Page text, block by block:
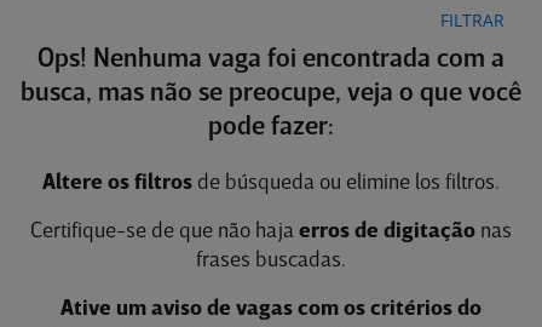
FILTRAR
Ops! Nenhuma vaga foi encontrada com a
busca, mas não se preocupe, veja o que você
pode fazer:
Altere os filtros de búsqueda ou elimine los filtros.
Certifique-se de que não haja erros de digitação nas
frases buscadas.
Ative um aviso de vagas com os critérios do